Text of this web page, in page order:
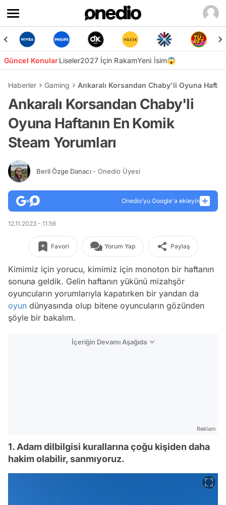
Güncel KonularLiseler2027 İçin RakamYeni İsim😱
Haberler Gaming Ankaralı Korsandan Chaby'li Oyuna
Ankaralı Korsandan Chaby'li
Oyuna Haftanın En Komik
Steam Yorumları
Beril Özge Danacı - Onedio Üyesi
Onedio’yu Google'a ekleyin
12.11.2023 - 11:56
Favori Yorum Yap Paylaş
Kimimiz için yorucu, kimimiz için monoton bir haftanın
sonuna geldik. Gelin haftanın yükünü mizahşör
oyuncuların yorumlarıyla kapatırken bir yandan da
oyun dünyasında olup bitene oyuncuların gözünden
şöyle bir bakalım.
İçeriğin Devamı Aşağıda
Reklam
1. Adam dilbilgisi kurallarına çoğu kişiden daha
hakim olabilir, sanmıyoruz.